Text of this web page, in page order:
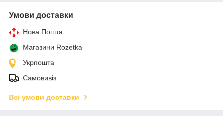
Умови доставки
Нова Пошта
Магазини Rozetka
Укрпошта
Самовивіз
Всі умови доставки